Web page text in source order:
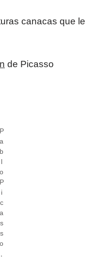
canacas que le
de Picasso
P
a
b
l
o
P
i
c
a
s
s
o